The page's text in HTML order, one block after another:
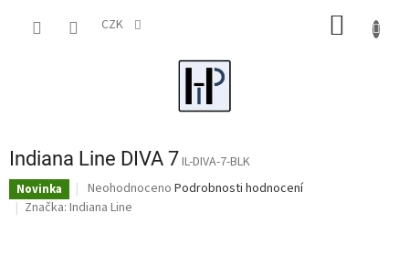
CZK
Indiana Line DIVA 7IL-DIVA-7-BLK
Novinka
Průměrné
hodnocení
Neohodnoceno Podrobnosti hodnocení
Značka: Indiana Line